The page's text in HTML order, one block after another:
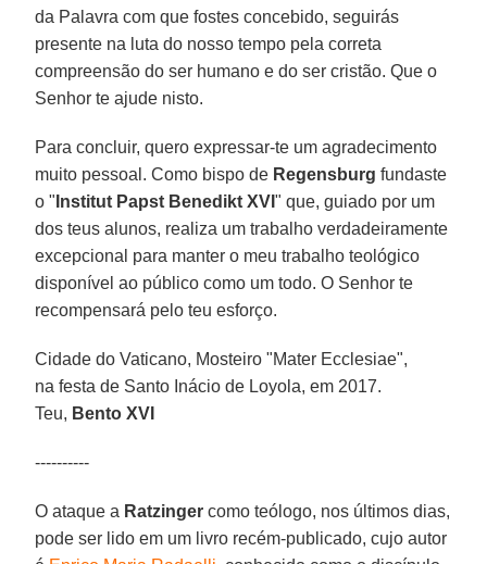
da Palavra com que fostes concebido, seguirás
presente na luta do nosso tempo pela correta
compreensão do ser humano e do ser cristão. Que o
Senhor te ajude nisto.
Para concluir, quero expressar-te um agradecimento
muito pessoal. Como bispo de Regensburg fundaste
o " Institut Papst Benedikt XVI" que, guiado por um
dos teus alunos, realiza um trabalho verdadeiramente
excepcional para manter o meu trabalho teológico
disponível ao público como um todo. O Senhor te
recompensará pelo teu esforço.
Cidade do Vaticano, Mosteiro "Mater Ecclesiae",
na festa de Santo Inácio de Loyola, em 2017.
Teu, Bento XVI
----------
O ataque a Ratzinger como teólogo, nos últimos dias,
pode ser lido em um livro recém-publicado, cujo autor